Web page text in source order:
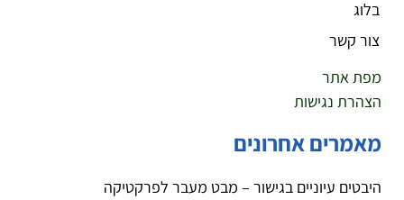
בלוג
צור קשר
מפת אתר
הצהרת נגישות
מאמרים אחרונים
היבטים עיוניים בגישור – מבט מעבר לפרקטיקה